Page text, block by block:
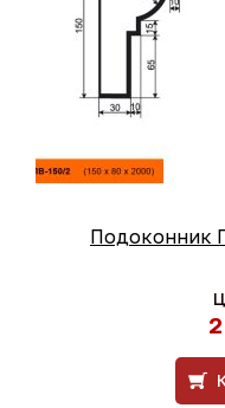
Подоконник